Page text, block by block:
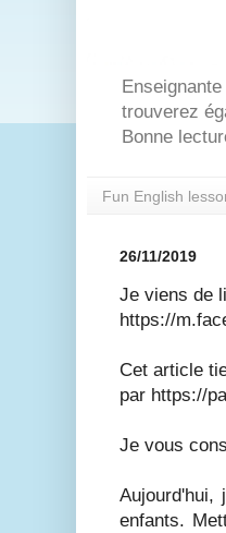
trouverez
Bonne
Fun English
26/11/2019
Je viens de
https://
Cet article
par https://
Je vous
Aujourd'hui,
enfants.